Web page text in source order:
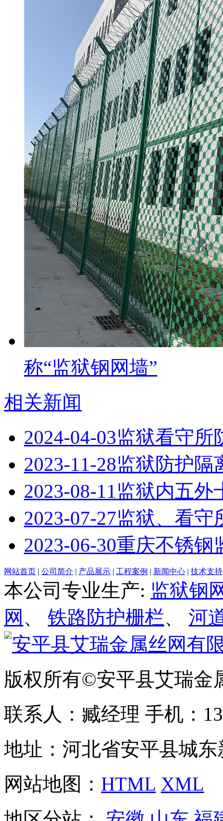
称“监狱钢网墙”
相关新闻
2024-04-03监狱看守所
2023-11-28监狱防护隔
2023-08-11监狱内五外
2023-07-27监狱、看守
2023-06-30重庆不锈钢
网站首页 | 公司简介 | 产品展示 | 工程案例 | 新闻中心 | 技术支持
本公司专业生产: 监狱钢
网 、 铁路防护栅栏、 河
版权所有©安平县艾瑞金
联系人：臧经理 手机：
地址：河北省安平县城
网站地图： HTML XML